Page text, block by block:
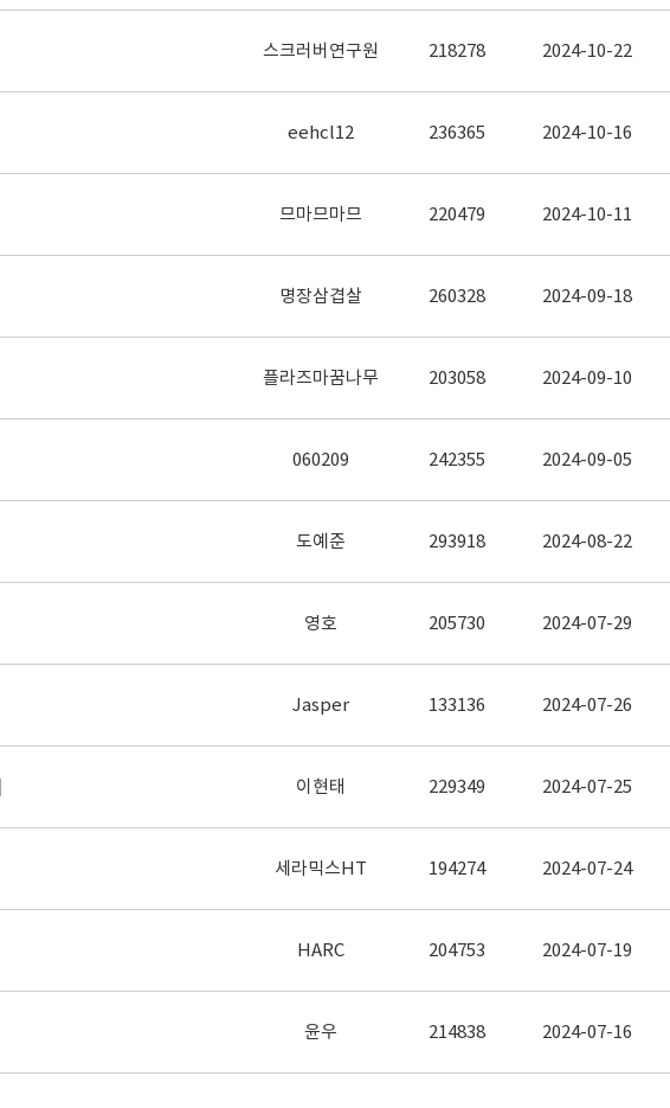
스크러버연구원 218278 2024-10-22
eehcl12 236365 2024-10-16
므마므마므 220479 2024-10-11
명장삼겹살 260328 2024-09-18
플라즈마꿈나무 203058 2024-09-10
060209 242355 2024-09-05
도예준 293918 2024-08-22
영호 205730 2024-07-29
Jasper 133136 2024-07-26
이현태 229349 2024-07-25
세라믹스HT 194274 2024-07-24
HARC 204753 2024-07-19
윤우 214838 2024-07-16